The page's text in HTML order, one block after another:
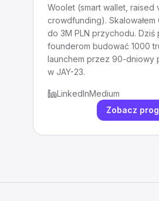
Woolet (smart wallet, raised
crowdfunding). Skalowałem
do 3M PLN przychodu. Dziś
founderom budować 1000
launchem przez 90-dniowy
w JAY-23.
LinkedInMedium
Zobacz